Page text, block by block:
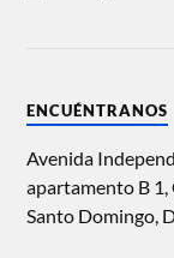
ENCUÉNTRANOS
Avenida
apartamento B 1,
Santo Domingo,